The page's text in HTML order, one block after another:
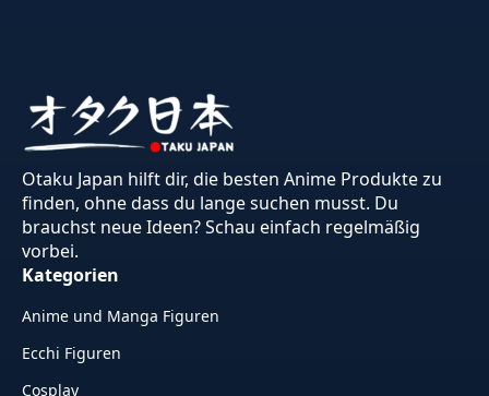
Otaku Japan hilft dir, die besten Anime Produkte zu
finden, ohne dass du lange suchen musst. Du
brauchst neue Ideen? Schau einfach regelmäßig
vorbei.
Kategorien
Anime und Manga Figuren
Ecchi Figuren
Cosplay